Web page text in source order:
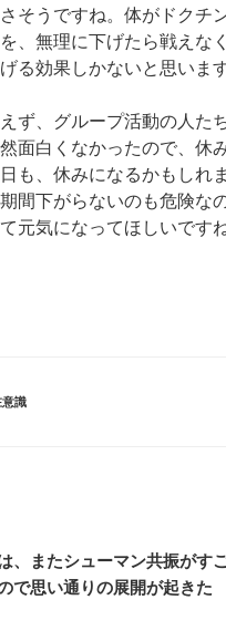
そうですね。体がドクチ
、無理に下げたら戦えな
る効果しかないと思います
ず、グループ活動の人た
面白くなかったので、
も、休みになるかもし
間下がらないのも危険な
元気になってほしいですね
識
、またシューマン共振がす
で思い通りの展開が起きた